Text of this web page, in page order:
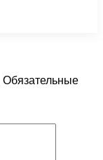
Обязательные